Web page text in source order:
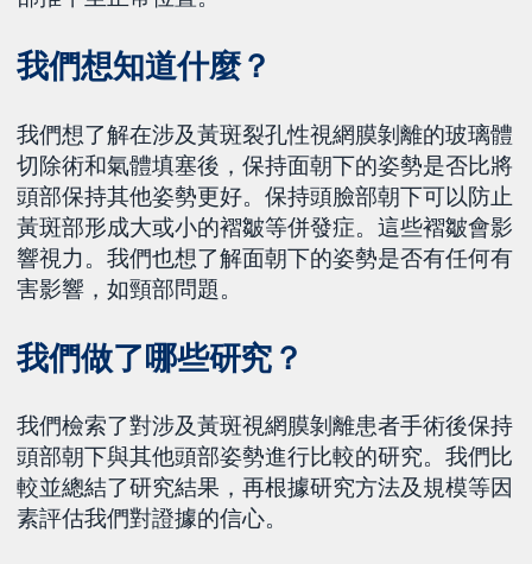
我們想知道什麼？
我們想了解在涉及黃斑裂孔性視網膜剝離的玻璃體
切除術和氣體填塞後，保持面朝下的姿勢是否比將
頭部保持其他姿勢更好。保持頭臉部朝下可以防止
黃斑部形成大或小的褶皺等併發症。這些褶皺會影
響視力。我們也想了解面朝下的姿勢是否有任何有
害影響，如頸部問題。
我們做了哪些研究？
我們檢索了對涉及黃斑視網膜剝離患者手術後保持
頭部朝下與其他頭部姿勢進行比較的研究。我們比
較並總結了研究結果，再根據研究方法及規模等因
素評估我們對證據的信心。